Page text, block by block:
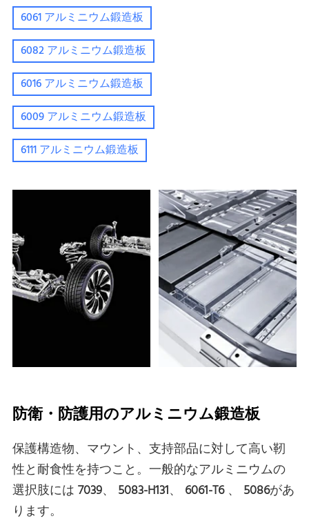
6061 アルミニウム鍛造板
6082 アルミニウム鍛造板
6016 アルミニウム鍛造板
6009 アルミニウム鍛造板
6111 アルミニウム鍛造板
防衛・防護用のアルミニウム鍛造板
保護構造物、マウント、支持部品に対して高い靭
性と耐食性を持つこと。一般的なアルミニウムの
選択肢には 7039、 5083-H131、 6061-T6、 5086があ
ります。